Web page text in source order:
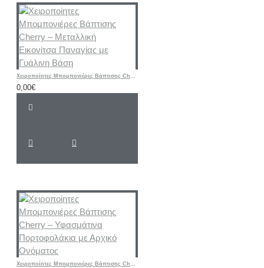
Χειροποίητες Μπομπονιέρες Βάπτισης Cherry – Μεταλλική Εικονίτσα Παναγίας με Γυάλινη Βάση
0,00€
Χειροποίητες Μπομπονιέρες Βάπτισης Cherry – Υφασμάτινα Πορτοφολάκια με Αρχικό Ονόματος